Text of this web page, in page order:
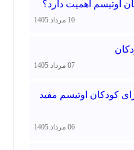
اوتیسم اهمیت دارد؟
10 مرداد 1405
07 مرداد 1405
کودکان اوتیسم مفید
06 مرداد 1405